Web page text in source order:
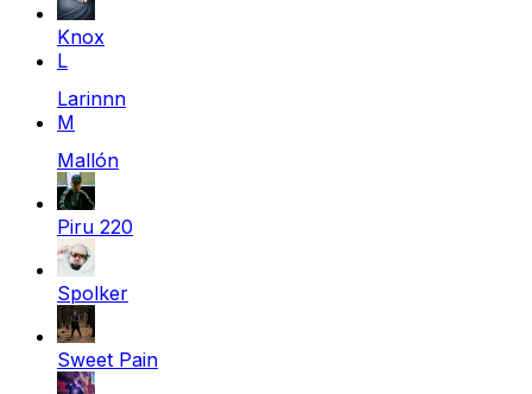
Knox
L
Larinnn
M
Mallón
Piru 220
Spolker
Sweet Pain